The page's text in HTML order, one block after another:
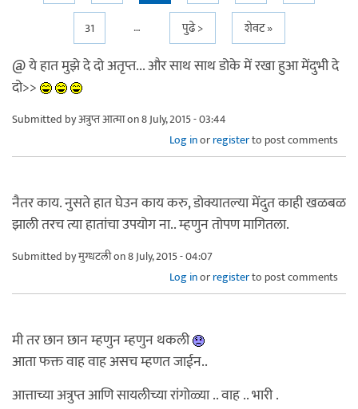
31
… पुढे > शेवट »
@ ये हात मुझे दे दो अतृप्त... और साथ साथ डोके में रखा हुआ मेंदुभी दे
दो>>
Submitted byअत्रुप्त आत्माon 8 July, 2015 - 03:44
Log inorregisterto post comments
नैतर काय. नुसते हात घेउन काय करु, डोक्यातल्या मेंदुत काही खळबळ
झाली तरच त्या हातांचा उपयोग ना.. म्हणुन तोपण मागितला.
Submitted byमुग्धटलीon 8 July, 2015 - 04:07
Log inorregisterto post comments
मी तर छान छान म्हणुन म्हणुन थकली
आता फक्त वाह वाह असच म्हणत जाईन..
आत्ताच्या अत्रुप्त आणि सायलीच्या रांगोळ्या .. वाह .. भारी .